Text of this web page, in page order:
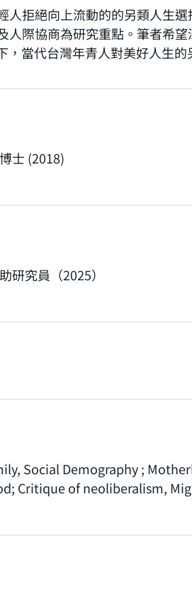
人拒絕向上流動的的另類人生
人際協商為研究重點。筆者希
當代台灣年青人對美好人生的
士 (2018)
研究員（2025）
Social Demography ;
Critique of neoliberalism,